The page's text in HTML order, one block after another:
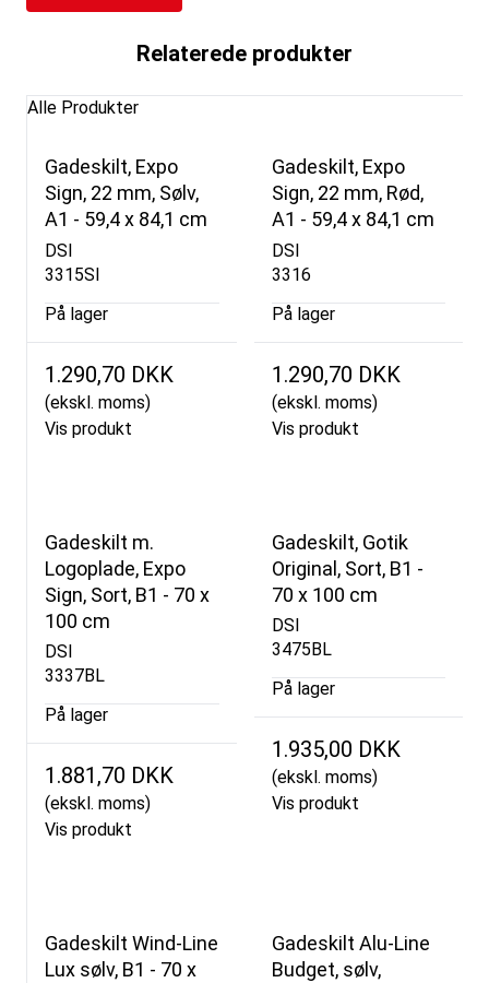
Relaterede produkter
Alle Produkter
Gadeskilt, Expo
Sign, 22 mm, Sølv,
A1 - 59,4 x 84,1 cm
DSI
3315SI
På lager
1.290,70 DKK
(ekskl. moms)
Vis produkt
Gadeskilt, Expo
Sign, 22 mm, Rød,
A1 - 59,4 x 84,1 cm
DSI
3316
På lager
1.290,70 DKK
(ekskl. moms)
Vis produkt
Gadeskilt m.
Logoplade, Expo
Sign, Sort, B1 - 70 x
100 cm
DSI
3337BL
På lager
1.881,70 DKK
(ekskl. moms)
Vis produkt
Gadeskilt, Gotik
Original, Sort, B1 -
70 x 100 cm
DSI
3475BL
På lager
1.935,00 DKK
(ekskl. moms)
Vis produkt
Gadeskilt Wind-Line
Lux sølv, B1 - 70 x
Gadeskilt Alu-Line
Budget, sølv,